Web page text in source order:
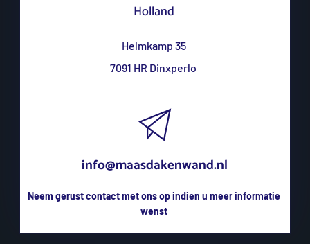
Holland
Helmkamp 35
7091 HR Dinxperlo
info@maasdakenwand.nl
Neem gerust contact met ons op indien u meer informatie
wenst